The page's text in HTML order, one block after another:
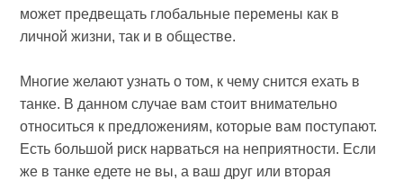
может предвещать глобальные перемены как в
личной жизни, так и в обществе.
Многие желают узнать о том, к чему снится ехать в
танке. В данном случае вам стоит внимательно
относиться к предложениям, которые вам поступают.
Есть большой риск нарваться на неприятности. Если
же в танке едете не вы, а ваш друг или вторая